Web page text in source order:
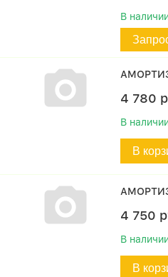
В
4 780
В
В
4 750
В
В